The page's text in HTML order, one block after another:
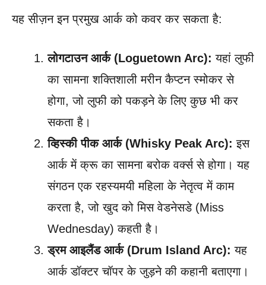
यह सीज़न इन प्रमुख आर्क को कवर कर सकता है:
लोगटाउन आर्क (Loguetown Arc): यहां लुफी
का सामना शक्तिशाली मरीन कैप्टन स्मोकर से
होगा, जो लुफी को पकड़ने के लिए कुछ भी कर
सकता है।
व्हिस्की पीक आर्क (Whisky Peak Arc): इस
आर्क में क्रू का सामना बरोक वर्क्स से होगा। यह
संगठन एक रहस्यमयी महिला के नेतृत्व में काम
करता है, जो खुद को मिस वेडनेसडे (Miss
Wednesday) कहती है।
ड्रम आइलैंड आर्क (Drum Island Arc): यह
आर्क डॉक्टर चॉपर के जुड़ने की कहानी बताएगा।